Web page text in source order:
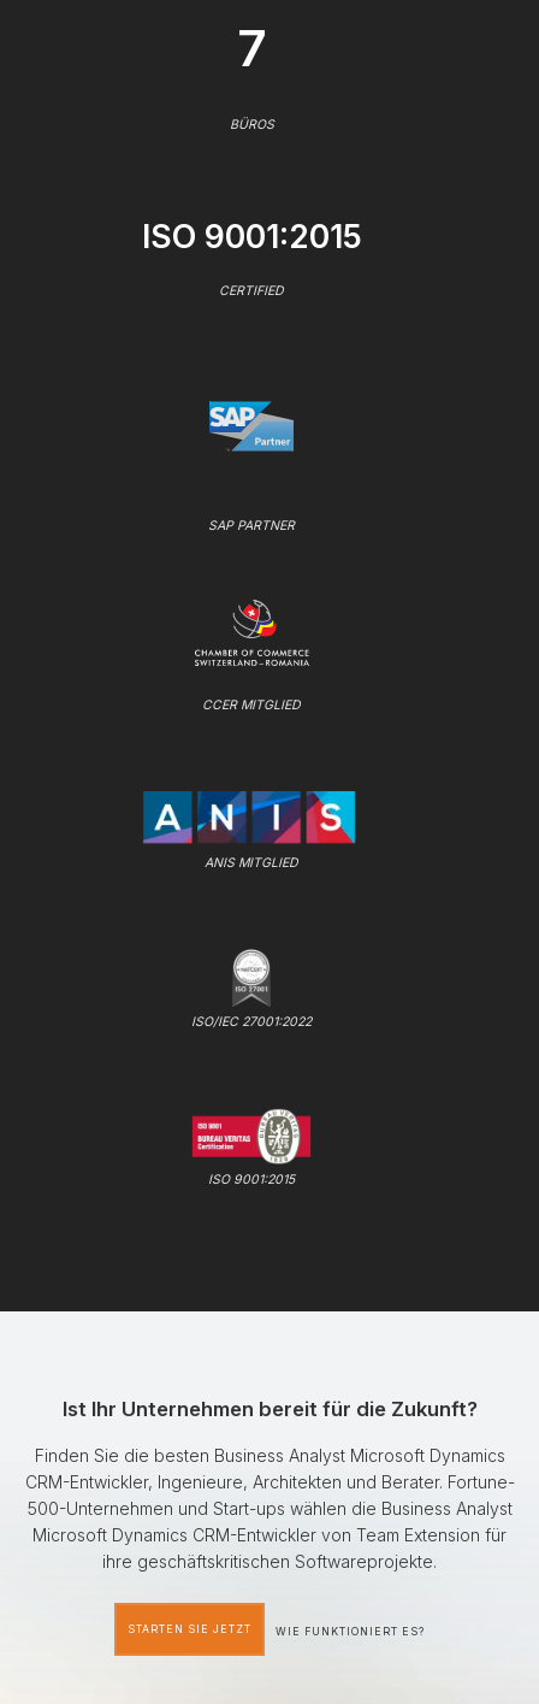
7
BÜROS
ISO 9001:2015
CERTIFIED
SAP PARTNER
CCER MITGLIED
ANIS MITGLIED
ISO/IEC 27001:2022
ISO 9001:2015
Ist Ihr Unternehmen bereit für die Zukunft?
Finden Sie die besten Business Analyst Microsoft Dynamics
CRM-Entwickler, Ingenieure, Architekten und Berater. Fortune-
500-Unternehmen und Start-ups wählen die Business Analyst
Microsoft Dynamics CRM-Entwickler von Team Extension für
ihre geschäftskritischen Softwareprojekte.
STARTEN SIE JETZT WIE FUNKTIONIERT ES?